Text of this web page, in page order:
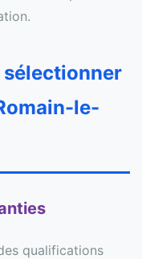
sélectionner
le-
qualifications